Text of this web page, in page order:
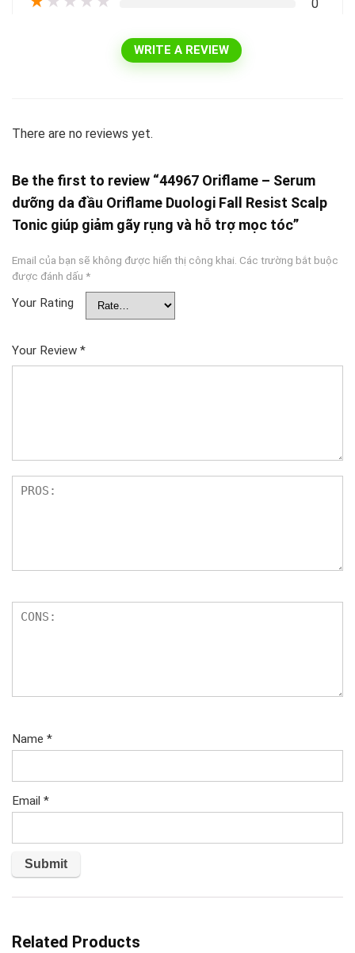
0
WRITE A REVIEW
There are no reviews yet.
Be the first to review “44967 Oriflame – Serum
dưỡng da đầu Oriflame Duologi Fall Resist Scalp
Tonic giúp giảm gãy rụng và hỗ trợ mọc tóc”
Email của bạn sẽ không được hiển thị công khai. Các trường bắt buộc
được đánh dấu *
Your Rating
Your Review *
Name *
Email *
Related Products